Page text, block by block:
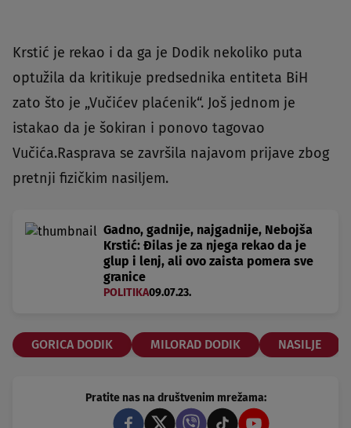
Krstić je rekao i da ga je Dodik nekoliko puta
optužila da kritikuje predsednika entiteta BiH
zato što je „Vučićev plaćenik“. Još jednom je
istakao da je šokiran i ponovo tagovao
Vučića.Rasprava se završila najavom prijave zbog
pretnji fizičkim nasiljem.
Gadno, gadnije, najgadnije, Nebojša
Krstić: Đilas je za njega rekao da je
glup i lenj, ali ovo zaista pomera sve
granice
POLITIKA09.07.23.
GORICA DODIK MILORAD DODIK NASILJE
Pratite nas na društvenim mrežama: